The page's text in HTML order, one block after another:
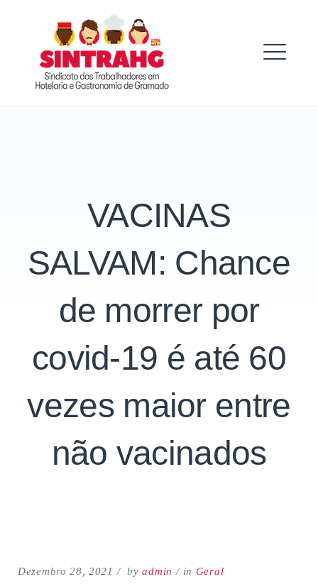
SINTRAHG
Search
VACINAS
SALVAM: Chance
de morrer por
covid-19 é até 60
vezes maior entre
não vacinados
Dezembro 28, 2021 byadmin in Geral